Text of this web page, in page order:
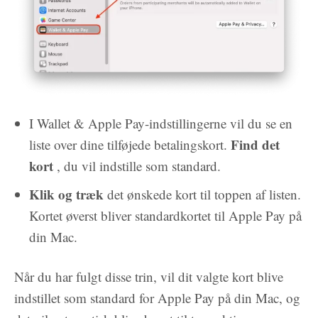
I Wallet & Apple Pay-indstillingerne vil du se en
liste over dine tilføjede betalingskort. Find det
kort , du vil indstille som standard.
Klik og træk det ønskede kort til toppen af listen.
Kortet øverst bliver standardkortet til Apple Pay på
din Mac.
Når du har fulgt disse trin, vil dit valgte kort blive
indstillet som standard for Apple Pay på din Mac, og